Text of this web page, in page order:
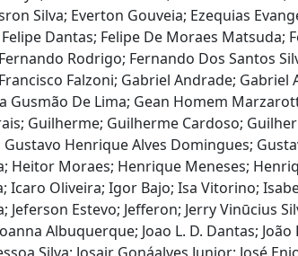
Silva; Everton Gouveia; Ezequias
Dantas; Felipe De Moraes Matsuda;
Rodrigo; Fernando Dos Santos
Falzoni; Gabriel Andrade;
De Lima; Gean Homem
Guilherme; Guilherme Cardoso;
Henrique Alves Domingues;
Moraes; Henrique Meneses;
Oliveira; Igor Bajo; Isa Vitorino;
Estevo; Jefferon; Jerry Vinūcius
Albuquerque; Joao L. D. Dantas;